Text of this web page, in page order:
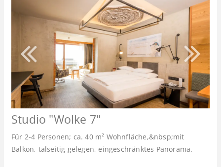
Studio "Wolke 7"
Für 2-4 Personen; ca. 40 m² Wohnfläche,&nbsp;mit
Balkon, talseitig gelegen, eingeschränktes Panorama.